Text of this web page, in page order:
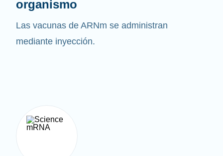
organismo
Las vacunas de ARNm se administran
mediante inyección.